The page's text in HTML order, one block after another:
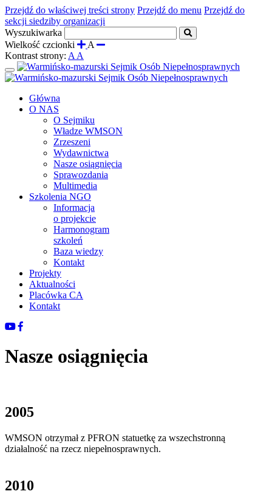
Przejdź do właściwej treści strony Przejdź do menu Przejdź do
sekcji siedziby organizacji
Wyszukiwarka
Wielkość czcionki
A
Kontrast strony: A A
Rozwiń
menu
Główna
O NAS
O Sejmiku
Władze WMSON
Zrzeszeni
Wydawnictwa
Nasze osiągnięcia
Sprawozdania
Multimedia
Szkolenia NGO
Informacja
o projekcie
Harmonogram
szkoleń
Baza wiedzy
Kontakt
Projekty
Aktualności
Placówka CA
Kontakt
Nasze osiągnięcia
2005
WMSON otrzymał z PFRON statuetkę za wszechstronną
działalność na rzecz niepełnosprawnych.
2010